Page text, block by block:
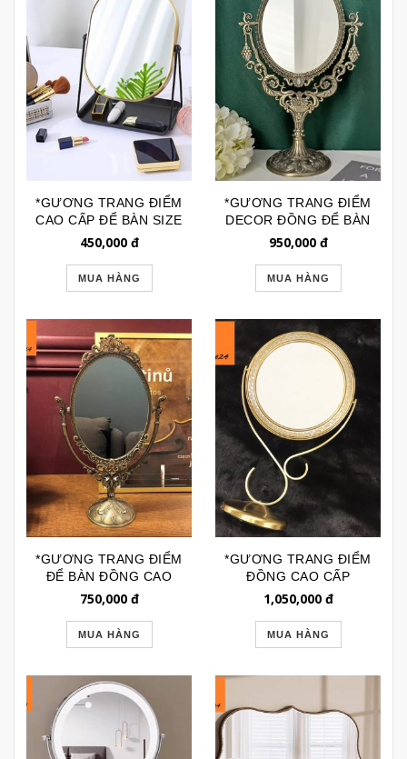
*GƯƠNG TRANG ĐIỂM
CAO CẤP ĐỂ BÀN SIZE
LỚN KÈM KHAY
450,000đ
MUA HÀNG
*GƯƠNG TRANG ĐIỂM
DECOR ĐỒNG ĐỂ BÀN
CAO CẤP CỔ ĐIỂN
950,000đ
MUA HÀNG
*GƯƠNG TRANG ĐIỂM
ĐỂ BÀN ĐỒNG CAO
CẤP VINTAGE
750,000đ
MUA HÀNG
*GƯƠNG TRANG ĐIỂM
ĐỒNG CAO CẤP
GTD025
1,050,000đ
MUA HÀNG